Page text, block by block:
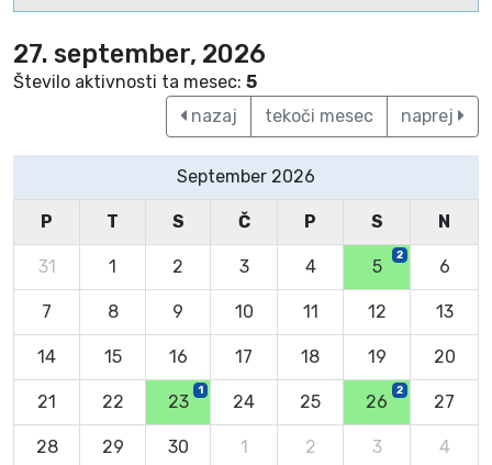
27. september, 2026
Število aktivnosti ta mesec: 5
nazaj
tekoči mesec naprej
September 2026
P T S Č P S N
31 1 2 3 4 5
2
6
7 8 9 10 11 12 13
14 15 16 17 18 19 20
21 22 23
1
24 25 26
2
27
28 29 30 1 2 3 4